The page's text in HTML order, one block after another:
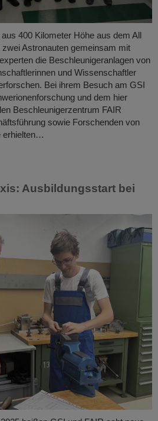
400 Kilometer Höhe aus dem All
Astronauten gemeinsam mit
die Beschleunigeranlagen von
und Wissenschaftler
Bei ihrem Besuch am GSI
und dem hier
Beschleunigerzentrum FAIR
sowie Forschenden von
erhielten…
Ausbildungsstart bei